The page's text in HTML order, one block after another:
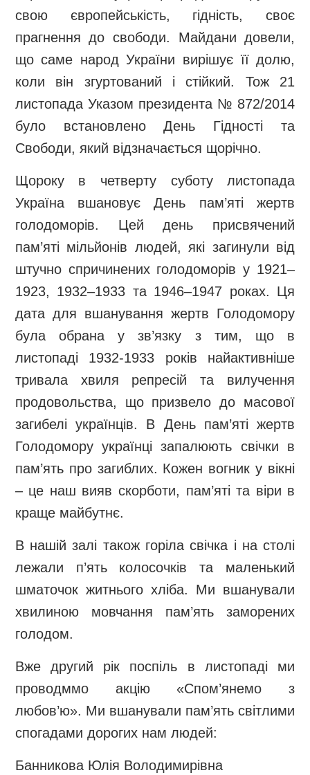
свою європейськість, гідність, своє
прагнення до свободи. Майдани довели,
що саме народ України вирішує її долю,
коли він згуртований і стійкий. Тож 21
листопада Указом президента № 872/2014
було встановлено День Гідності та
Свободи, який відзначається щорічно.
Щороку в четверту суботу листопада
Україна вшановує День пам’яті жертв
голодоморів. Цей день присвячений
пам’яті мільйонів людей, які загинули від
штучно спричинених голодоморів у 1921–
1923, 1932–1933 та 1946–1947 роках. Ця
дата для вшанування жертв Голодомору
була обрана у зв’язку з тим, що в
листопаді 1932-1933 років найактивніше
тривала хвиля репресій та вилучення
продовольства, що призвело до масової
загибелі українців. В День пам’яті жертв
Голодомору українці запалюють свічки в
пам’ять про загиблих. Кожен вогник у вікні
– це наш вияв скорботи, пам’яті та віри в
краще майбутнє.
В нашій залі також горіла свічка і на столі
лежали п’ять колосочків та маленький
шматочок житнього хліба. Ми вшанували
хвилиною мовчання пам’ять заморених
голодом.
Вже другий рік поспіль в листопаді ми
проводммо акцію «Спом’янемо з
любов’ю». Ми вшанували пам’ять світлими
спогадами дорогих нам людей:
Банникова Юлія Володимирівна